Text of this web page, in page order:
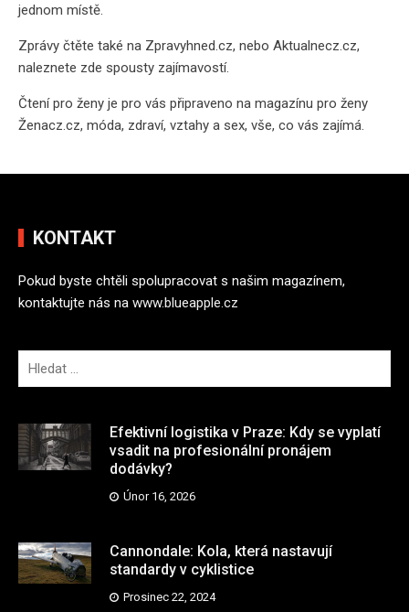
jednom místě.
Zprávy čtěte také na Zpravyhned.cz, nebo Aktualnecz.cz,
naleznete zde spousty zajímavostí.
Čtení pro ženy je pro vás připraveno na magazínu pro ženy
Ženacz.cz, móda, zdraví, vztahy a sex, vše, co vás zajímá.
KONTAKT
Pokud byste chtěli spolupracovat s našim magazínem,
kontaktujte nás na www.blueapple.cz
y
l
e
d
n
í
Efektivní logistika v Praze: Kdy se vyplatí
vsadit na profesionální pronájem
dodávky?
Únor 16, 2026
Cannondale: Kola, která nastavují
standardy v cyklistice
Prosinec 22, 2024